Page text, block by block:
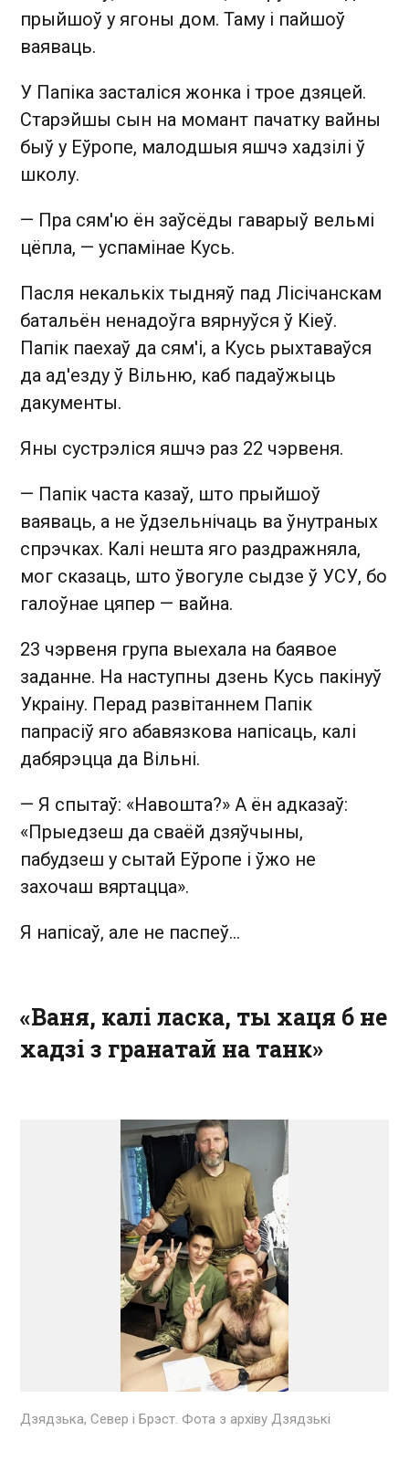
прыйшоў у ягоны дом. Таму і пайшоў
ваяваць.
У Папіка засталіся жонка і трое дзяцей.
Старэйшы сын на момант пачатку вайны
быў у Еўропе, малодшыя яшчэ хадзілі ў
школу.
— Пра сям'ю ён заўсёды гаварыў вельмі
цёпла, — успамінае Кусь.
Пасля некалькіх тыдняў пад Лісічанскам
батальён ненадоўга вярнуўся ў Кіеў.
Папік паехаў да сям'і, а Кусь рыхтаваўся
да ад'езду ў Вільню, каб падаўжыць
дакументы.
Яны сустрэліся яшчэ раз 22 чэрвеня.
— Папік часта казаў, што прыйшоў
ваяваць, а не ўдзельнічаць ва ўнутраных
спрэчках. Калі нешта яго раздражняла,
мог сказаць, што ўвогуле сыдзе ў УСУ, бо
галоўнае цяпер — вайна.
23 чэрвеня група выехала на баявое
заданне. На наступны дзень Кусь пакінуў
Украіну. Перад развітаннем Папік
папрасіў яго абавязкова напісаць, калі
дабярэцца да Вільні.
— Я спытаў: «Навошта?» А ён адказаў:
«Прыедзеш да сваёй дзяўчыны,
пабудзеш у сытай Еўропе і ўжо не
захочаш вяртацца».
Я напісаў, але не паспеў...
«Ваня, калі ласка, ты хаця б не
хадзі з гранатай на танк»
Дзядзька, Север і Брэст. Фота з архіву Дзядзькі